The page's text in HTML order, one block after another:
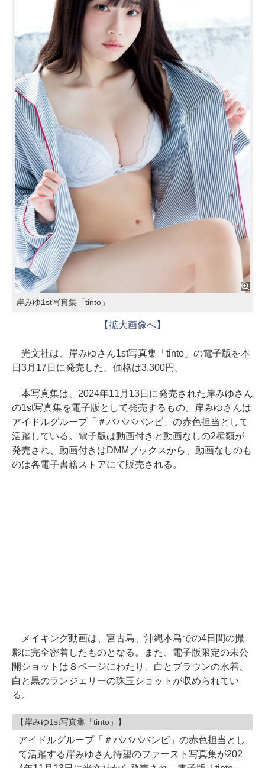
岸みゆ1st写真集「tinto」
【拡大画像へ】
光文社は、岸みゆさん1st写真集「tinto」の電子版を本
日3月17日に発売した。価格は3,300円。
本写真集は、2024年11月13日に発売された岸みゆさん
の1st写真集を電子版として発売するもの。岸みゆさんは
アイドルグループ「＃ババババンビ」の赤色担当として
活躍している。電子版は動画付きと動画なしの2種類が
発売され、動画付きはDMMブックスから、動画なしのも
のは各電子書籍ストアにて販売される。
メイキング動画は、宮古島、沖縄本島での4日間の撮
影に完全密着したものとなる。また、電子版限定の未公
開ショットは８ページにわたり、白とブラウンの水着、
白と黒のランジェリーの珠玉ショットが収められてい
る。
【岸みゆ1st写真集「tinto」】
アイドルグループ「＃ババババンビ」の赤色担当とし
て活躍する岸みゆさん待望のファースト写真集が202